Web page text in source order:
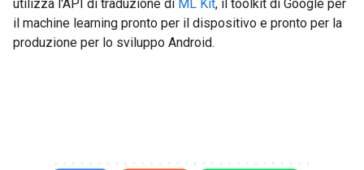
utilizza l'API di traduzione di ML Kit, il toolkit di Google per
il machine learning pronto per il dispositivo e pronto per la
produzione per lo sviluppo Android.